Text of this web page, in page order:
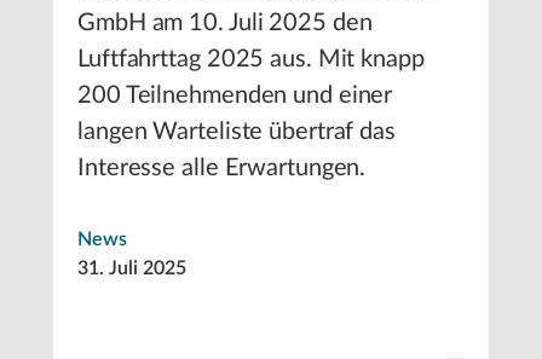
GmbH am 10. Juli 2025 den
Luftfahrttag 2025 aus. Mit knapp
200 Teilnehmenden und einer
langen Warteliste übertraf das
Interesse alle Erwartungen.
News
31. Juli 2025